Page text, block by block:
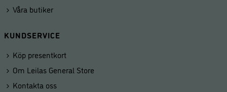
Våra butiker
KUNDSERVICE
Köp presentkort
Om Leilas General Store
Kontakta oss